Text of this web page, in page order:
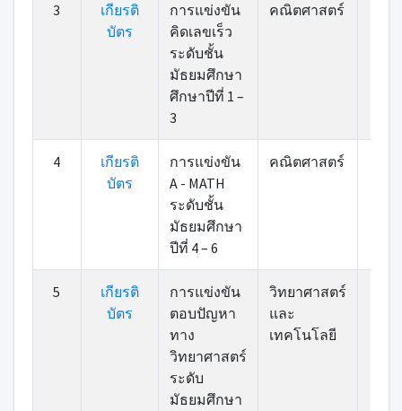
3
เกียรติ
บัตร
การแข่งขัน
คิดเลขเร็ว
ระดับชั้น
มัธยมศึกษา
ศึกษาปีที่ 1 –
3
คณิตศาสตร์
4
เกียรติ
บัตร
การแข่งขัน
A - MATH
ระดับชั้น
มัธยมศึกษา
ปีที่ 4 – 6
คณิตศาสตร์
5
เกียรติ
บัตร
การแข่งขัน
ตอบปัญหา
ทาง
วิทยาศาสตร์
ระดับ
มัธยมศึกษา
วิทยาศาสตร์
และ
เทคโนโลยี